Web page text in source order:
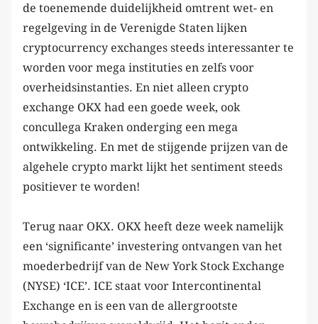
de toenemende duidelijkheid omtrent wet- en
regelgeving in de Verenigde Staten lijken
cryptocurrency exchanges steeds interessanter te
worden voor mega instituties en zelfs voor
overheidsinstanties. En niet alleen crypto
exchange OKX had een goede week, ook
concullega Kraken onderging een mega
ontwikkeling. En met de stijgende prijzen van de
algehele crypto markt lijkt het sentiment steeds
positiever te worden!
Terug naar OKX. OKX heeft deze week namelijk
een ‘significante’ investering ontvangen van het
moederbedrijf van de New York Stock Exchange
(NYSE) ‘ICE’. ICE staat voor Intercontinental
Exchange en is een van de allergrootste